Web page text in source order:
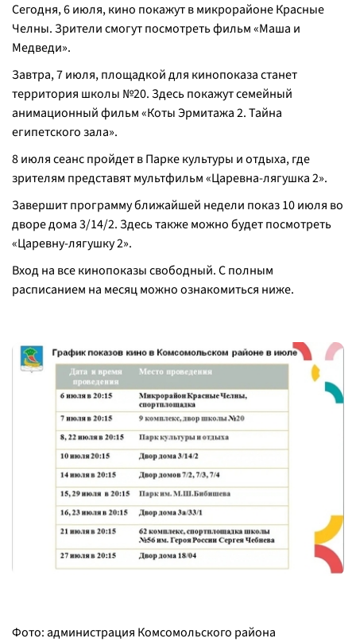
Сегодня, 6 июля, кино покажут в микрорайоне Красные
Челны. Зрители смогут посмотреть фильм «Маша и
Медведи».
Завтра, 7 июля, площадкой для кинопоказа станет
территория школы №20. Здесь покажут семейный
анимационный фильм «Коты Эрмитажа 2. Тайна
египетского зала».
8 июля сеанс пройдет в Парке культуры и отдыха, где
зрителям представят мультфильм «Царевна-лягушка 2».
Завершит программу ближайшей недели показ 10 июля во
дворе дома 3/14/2. Здесь также можно будет посмотреть
«Царевну-лягушку 2».
Вход на все кинопоказы свободный. С полным
расписанием на месяц можно ознакомиться ниже.
Фото: администрация Комсомольского района